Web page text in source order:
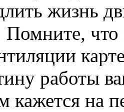
жизнь
что
работы
кажется на